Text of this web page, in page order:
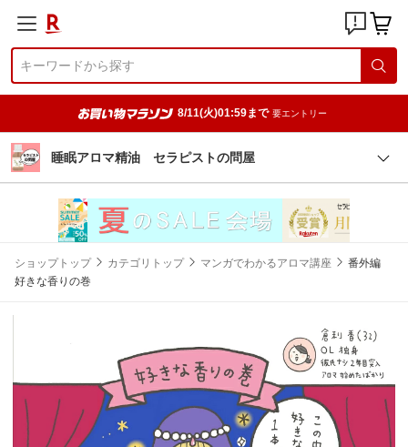
8/11(火)01:59まで 要エントリー
睡眠アロマ精油 セラピストの問屋
ショップトップ カテゴリトップ マンガでわかるアロマ講座
番外編
好きな香りの巻